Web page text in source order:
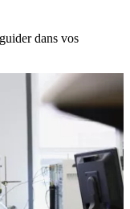
dans vos